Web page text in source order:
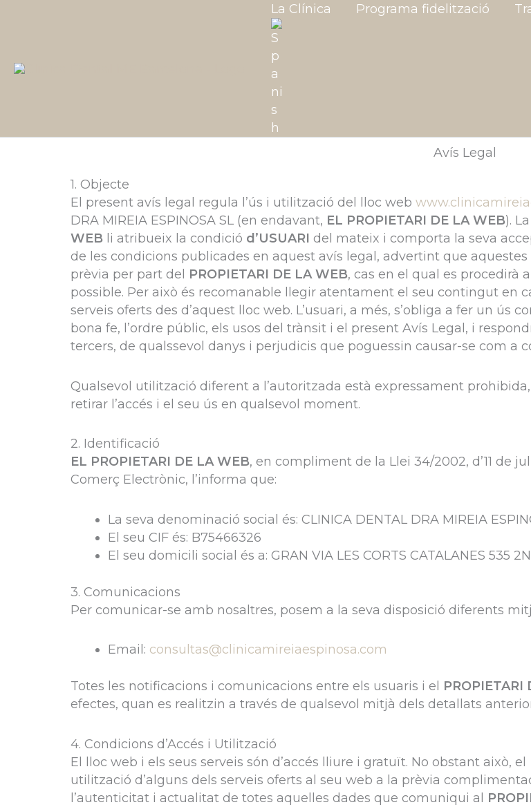
La Clínica Programa fidelització
Avís Legal
1. Objecte
El present avís legal regula l’ús i utilització del lloc web
DRA MIREIA ESPINOSA SL (en endavant, EL PROPIETARI DE LA WEB).
WEB li atribueix la condició d’USUARI del mateix i comporta la seva
de les condicions publicades en aquest avís legal, advertint que
prèvia per part del PROPIETARI DE LA WEB, cas en el qual es procedirà
possible. Per això és recomanable llegir atentament el seu contingut en
serveis oferts des d’aquest lloc web. L’usuari, a més, s’obliga a fer un
bona fe, l’ordre públic, els usos del trànsit i el present Avís Legal, i
tercers, de qualssevol danys i perjudicis que poguessin causar-se com a
Qualsevol utilització diferent a l’autoritzada està expressament
retirar l’accés i el seu ús en qualsevol moment.
2. Identificació
EL PROPIETARI DE LA WEB, en compliment de la Llei 34/2002, d’11 de
Comerç Electrònic, l’informa que:
La seva denominació social és: CLINICA DENTAL DRA MIREIA
El seu CIF és: B75466326
El seu domicili social és a: GRAN VIA LES CORTS CATALANES 535
3. Comunicacions
Per comunicar-se amb nosaltres, posem a la seva disposició diferents
Email: consultas@clinicamireiaespinosa.com
Totes les notificacions i comunicacions entre els usuaris i el PROPIETARI
efectes, quan es realitzin a través de qualsevol mitjà dels detallats
4. Condicions d’Accés i Utilització
El lloc web i els seus serveis són d’accés lliure i gratuït. No obstant això, el
utilització d’alguns dels serveis oferts al seu web a la prèvia
l’autenticitat i actualitat de totes aquelles dades que comuniqui al